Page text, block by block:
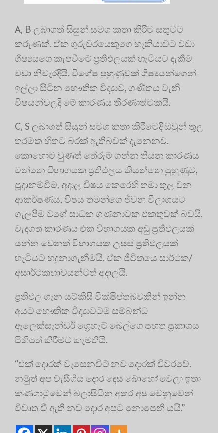
A, B ලබාගත් සිසුන් සමග කතා කිරීම සතුටට
කරුණක්. ඒක ගුරුවරයෙකුගෙ හැකියාවට වඩා
ශිෂ්‍යයගෙ කැපවීමේ ප්‍රතිඵලයක් හැටියට දැකීම
වඩා නිවැරදියි. විශේෂ පුහුණුවක් ශිෂ්‍යයන්ගෙන්
ඉල්ලා සිටින භෞතික විද්‍යාව, ගණිතය වැනි
විෂයන්වලදි මේ කාරණය තීරණාත්මකයි.
C, S ලබාගත් සිසුන් සමග කතා කිරීමෙදි ඔවුන් තුල
තරමක හිතට බරක් ඇතිබවක් දැනෙනව.
කොහොම වුණත් තේරුම් ගන්න තියන කාරණය
වන්නෙ විභාගයක ප්‍රතිඵලය කියන්නෙ පුහුණුව,
සූදානම්වීම, අදාල විෂය කෙරෙහි තමා තුල වන
ආකර්ෂණය, විෂය තමන්ගෙ ජීවන විලාශයට
ගැලපීම වගේ සාධක ගණනාවක එකතුවක් බවයි.
වැදගත් කාරණය එක විභාගයක අඩු ප්‍රතිඵලයක්
යන්න වෙනත් විභාගයක උසස් ප්‍රතිඵලයක්
හැටියට හදුනාගැනීමයි. ඒක ජීවිතයෙ සාර්ථක/
අසාර්ථකභාවයන්ටත් අදාලයි.
ප්‍රතිඵල ගැන යම්කිසි වික්ෂිප්තබවකින් ඉන්න
අයට භෞතික විද්‍යාවටම සම්බන්ධ
ඇලෙක්සැන්ඩර් ග්‍රෙහැම් බෙල්ගෙ පහත ප්‍රකාශය
සිහිපත් කිරීමට කැමතියි.
“එක් දොරක් වැසෙනවිට නව දොරක් විවරවේ.
නමුත් අප වැසීගිය දොර දෙස බොහෝ වෙලා ඉතා
කණගාටුවෙන් බලාසිටින අතර අප වෙනුවෙන්
විවෘත වී ඇති නව දොර අපට නොපෙනී යයි.”